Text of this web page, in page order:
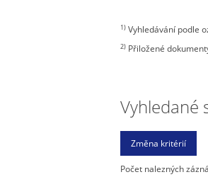
1)Vyhledávání podle
2)Přiložené
Vyhledané
Počet nalezných